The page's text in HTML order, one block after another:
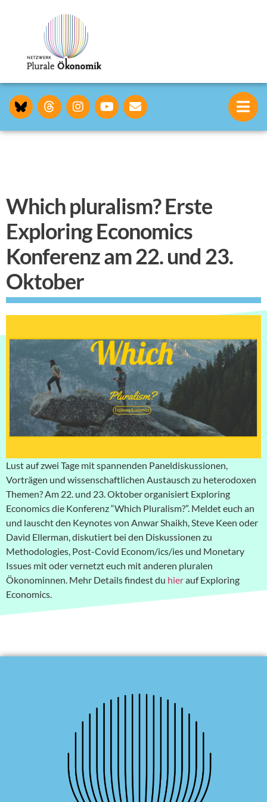
Which pluralism? Erste
Exploring Economics
Konferenz am 22. und 23.
Oktober
Lust auf zwei Tage mit spannenden Paneldiskussionen,
Vorträgen und wissenschaftlichen Austausch zu heterodoxen
Themen? Am 22. und 23. Oktober organisiert Exploring
Economics die Konferenz “Which Pluralism?”. Meldet euch an
und lauscht den Keynotes von Anwar Shaikh, Steve Keen oder
David Ellerman, diskutiert bei den Diskussionen zu
Methodologies, Post-Covid Econom/ics/ies und Monetary
Issues mit oder vernetzt euch mit anderen pluralen
Ökonominnen. Mehr Details findest du hierauf Exploring
Economics.